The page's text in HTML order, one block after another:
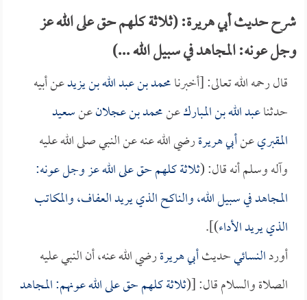
شرح حديث أبي هريرة: (ثلاثة كلهم حق على الله عز
وجل عونه: المجاهد في سبيل الله ...)
قال رحمه الله تعالى: [أخبرنامحمد بن عبد الله بن يزيدعن أبيه
حدثناعبد الله بن المباركعنمحمد بن عجلانعنسعيد
المقبريعنأبي هريرةرضي الله عنه عن النبي صلى الله عليه
وآله وسلم أنه قال: (ثلاثة كلهم حق على الله عز وجل عونه:
المجاهد في سبيل الله، والناكح الذي يريد العفاف، والمكاتب
الذي يريد الأداء)].
أوردالنسائيحديثأبي هريرةرضي الله عنه، أن النبي عليه
الصلاة والسلام قال: [(ثلاثة كلهم حق على الله عونهم: المجاهد